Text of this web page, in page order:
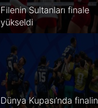
Filenin Sultanları finale
yükseldi
Dünya Kupası’nda finalin